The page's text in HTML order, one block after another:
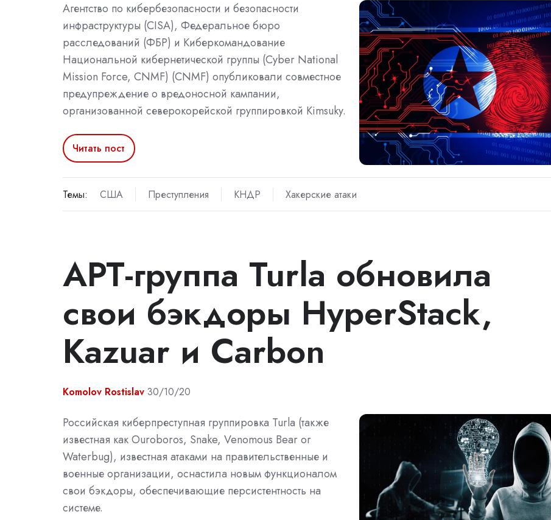
Агентство по кибербезопасности и безопасности
инфраструктуры (CISA), Федеральное бюро
расследований (ФБР) и Киберкомандование
Национальной кибернетической группы (Cyber National
Mission Force, CNMF) (CNMF) опубликовали совместное
предупреждение о вредоносной кампании,
организованной северокорейской группировкой Kimsuky.
Читать пост
Темы: США Преступления КНДР Хакерские атаки
APT-группа Turla обновила
свои бэкдоры HyperStack,
Kazuar и Carbon
Komolov Rostislav 30/10/20
Российская киберпреступная группировка Turla (также
известная как Ouroboros, Snake, Venomous Bear or
Waterbug), известная атаками на правительственные и
военные организации, оснастила новым функционалом
свои бэкдоры, обеспечивающие персистентность на
системе.